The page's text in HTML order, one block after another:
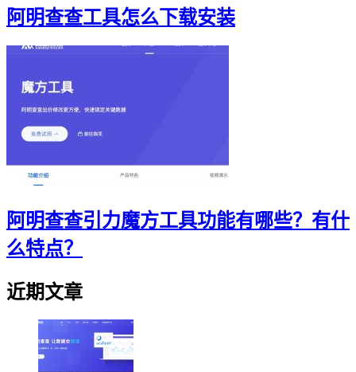
阿明查查工具怎么下载安装
阿明查查引力魔方工具功能有哪些？有什
么特点？
近期文章